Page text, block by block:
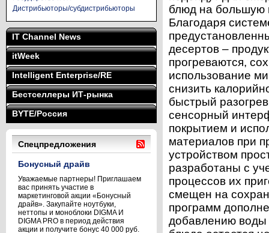
Дистрибьюторы/субдистрибьюторы
IT Channel News
itWeek
Intelligent Enterprise/RE
Бестселлеры ИТ-рынка
BYTE/Россия
Спецпредложения
Бонусный драйв
Уважаемые партнеры! Приглашаем
вас принять участие в
маркетинговой акции «Бонусный
драйв». Закупайте ноутбуки,
неттопы и моноблоки DIGMA И
DIGMA PRO в период действия
акции и получите бонус 40 000 руб.
блюд на большую
Благодаря
десертов –
прогреваются,
использование
снизить
быстрый
сенсорный
покрытием и
материалов при
устройством
разработаны с
процессов их
смещен на
программ
добавлению воды